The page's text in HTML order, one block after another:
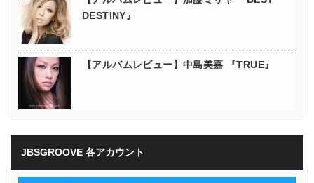
DESTINY』
【アルバムレビュー】中島美嘉 『TRUE』
JBSGROOVE 各アカウント